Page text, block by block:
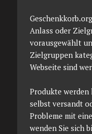
Anlass oder
vorausgewählt
Zielgruppen
Webseite sind
Produkte
selbst versandt
Probleme mit
wenden Sie sich